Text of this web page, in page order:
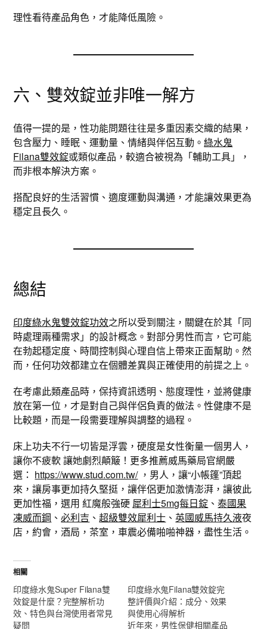
理性看待產品角色，才能降低風險。
六、雙效錠並非唯一解方
值得一提的是，性功能問題往往是多重因素交織的結果，
包含壓力、睡眠、運動量、情緒與伴侶互動。綠水鬼
Filana雙效錠或類似產品，較適合被視為「輔助工具」，
而非根本解決方案。
搭配良好的生活習慣、適度運動與溝通，才能讓效果更為
穩定且長久。
總結
印度綠水鬼雙效錠功效之所以受到關注，關鍵在於其「同
時處理兩種需求」的設計概念。對部分男性而言，它可能
在勃起穩定度、時間控制與心理自信上帶來正面幫助。然
而，任何功效都建立在個體差異與正確使用的前提之上。
在考慮此類產品時，保持資訊透明、態度理性，並將健康
放在第一位，才是對自己與伴侶負責的做法。性健康不是
比較題，而是一段需要理解與調整的過程。
床上功夫不行一切皆是浮雲，硬度是女性衡量一個男人，
讓你不疲軟 讓她劇烈顛簸！更多推薦威馬藥局官網嚴
選： https://www.stud.com.tw/，男人，讓“小帳篷”頂起
來，讓房事更加持久堅挺，讓伴侶更加激情澎湃，讓彼此
更加性福，選用 紅魔般強硬 犀利士5mg每日錠 、泰國果
凍威而鋼 、必利吉 、超級雙效犀利士 、英國威馬持久液夜
店，約會，酒局，茶室，車震必備啪啪神器，盡性生活。
相關
印度綠水鬼Super Filana雙
效錠是什麼？完整解析功
效、特色與台灣使用者常見
疑問
印度綠水鬼Filana雙效錠完
整評價與介紹：成分、效果
與使用心得解析
近年來，男性保健相關產品